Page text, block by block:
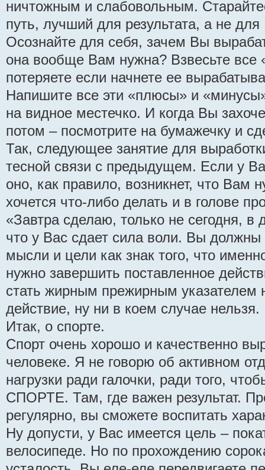
ничтожным и слабовольным.
путь, лучший для результата, а не
Осознайте для себя, зачем Вы
она вообще Вам нужна? Взвесьте все
потеряете если начнете ее
Напишите все эти «плюсы» и
на видное местечко. И когда Вы
потом – посмотрите на бумажечку и
Так, следующее занятие для
тесной связи с предыдущем. Если у
оно, как правило, возникнет, что Вам
хочется что-либо делать и в голове
«Завтра сделаю, только не сегодня, в
что у Вас сдает сила воли. Вы должны
мысли и цели как знак того, что
нужно завершить поставленное
стать жирным прежирным указателем
действие, ну ни в коем случае нельзя.
Итак, о спорте.
Спорт очень хорошо и качественно
человеке. Я не говорю об активном
нагрузки ради галочки, ради того,
СПОРТЕ. Там, где важен результат.
регулярно, вы сможете воспитать
Ну допусти, у Вас имеется цель –
велосипеде. Но по прохождению